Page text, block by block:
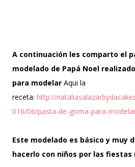
A continuación les comparto el
modelado de Papá Noel
para modelar Aqui la
receta: http://
016/06/pasta-de-goma-para-
Este modelado es básico y muy
hacerlo con niños por las fiestas